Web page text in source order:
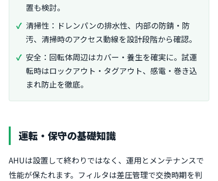
置も検討。
清掃性：ドレンパンの排水性、内部の防錆・防
汚、清掃時のアクセス動線を設計段階から確認。
安全：回転体周辺はカバー・養生を確実に。試運
転時はロックアウト・タグアウト、感電・巻き込
まれ防止を徹底。
運転・保守の基礎知識
AHUは設置して終わりではなく、運用とメンテナンスで
性能が保たれます。フィルタは差圧管理で交換時期を判